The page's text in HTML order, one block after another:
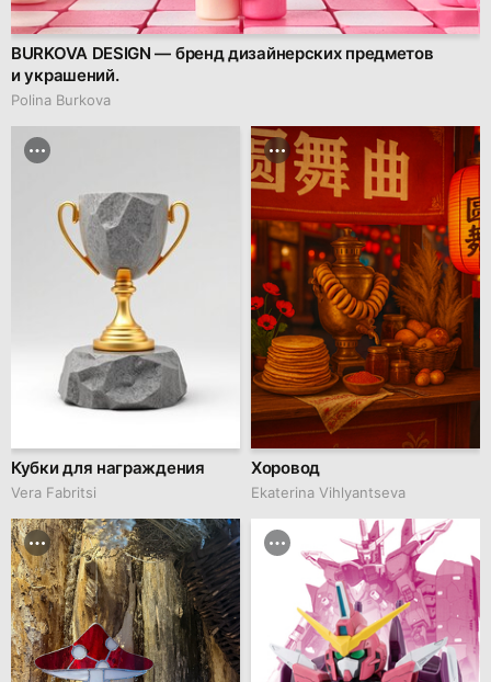
BURKOVA DESIGN — бренд дизайнерских предметов
и украшений.
Polina Burkova
Кубки для награждения
Vera Fabritsi
Хоровод
Ekaterina Vihlyantseva